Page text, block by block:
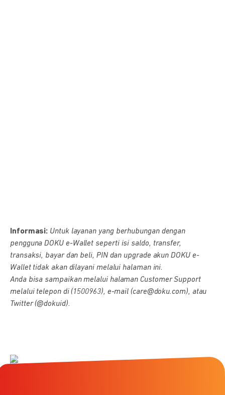
Informasi: Untuk layanan yang berhubungan dengan
pengguna DOKU e-Wallet seperti isi saldo, transfer,
transaksi, bayar dan beli, PIN dan upgrade akun DOKU e-
Wallet tidak akan dilayani melalui halaman ini.
Anda bisa sampaikan melalui halaman Customer Support
melalui telepon di (1500963), e-mail (care@doku.com), atau
Twitter (@dokuid).